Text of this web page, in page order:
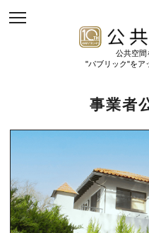
公共空間
"パブリック"をア
事業者